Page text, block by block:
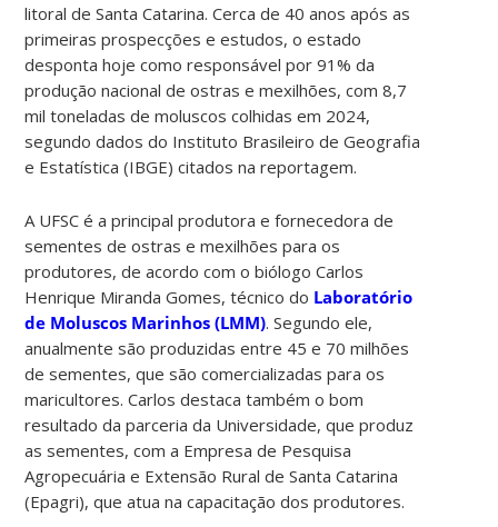
litoral de Santa Catarina. Cerca de 40 anos após as
primeiras prospecções e estudos, o estado
desponta hoje como responsável por 91% da
produção nacional de ostras e mexilhões, com 8,7
mil toneladas de moluscos colhidas em 2024,
segundo dados do Instituto Brasileiro de Geografia
e Estatística (IBGE) citados na reportagem.
A UFSC é a principal produtora e fornecedora de
sementes de ostras e mexilhões para os
produtores, de acordo com o biólogo Carlos
Henrique Miranda Gomes, técnico do Laboratório
de Moluscos Marinhos (LMM). Segundo ele,
anualmente são produzidas entre 45 e 70 milhões
de sementes, que são comercializadas para os
maricultores. Carlos destaca também o bom
resultado da parceria da Universidade, que produz
as sementes, com a Empresa de Pesquisa
Agropecuária e Extensão Rural de Santa Catarina
(Epagri), que atua na capacitação dos produtores.